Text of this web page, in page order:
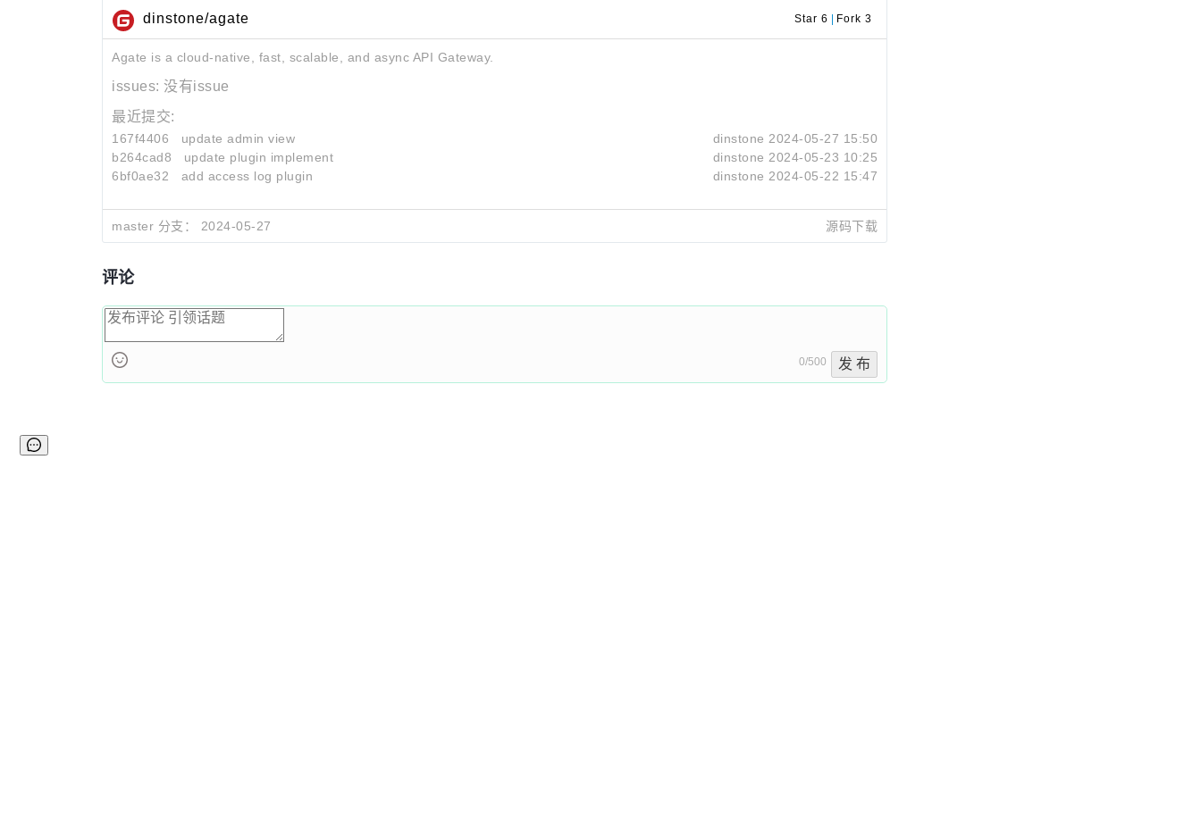
dinstone/agate Star 6 Fork 3
Agate is a cloud-native, fast, scalable, and async API Gateway.
issues: 没有issue
最近提交:
167f4406 update admin view dinstone 2024-05-27 15:50
b264cad8
update plugin implement dinstone 2024-05-23 10:25
6bf0ae32
add access log plugin dinstone 2024-05-22 15:47
master 分支： 2024-05-27 源码下载
评论
0/500 发 布